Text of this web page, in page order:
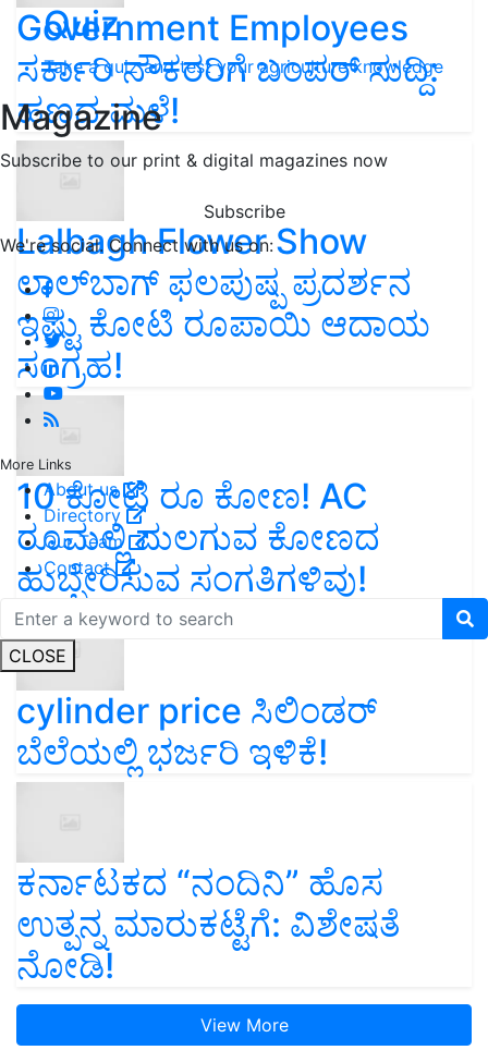
Quiz
Take a quiz and test your agriculture knowledge
Magazine
Subscribe to our print & digital magazines now
Subscribe
We're social. Connect with us on:
More Links
About us
Directory
Our Team
Contact
CLOSE
Government Employees
ಸರ್ಕಾರಿ ನೌಕರರಿಗೆ ಬಂಪರ್‌ ಸುದ್ದಿ:
ಹಣದ ಮಳೆ!
Lalbagh Flower Show
ಲಾಲ್‌ಬಾಗ್ ಫಲಪುಷ್ಪ ಪ್ರದರ್ಶನ
ಇಷ್ಟು ಕೋಟಿ ರೂಪಾಯಿ ಆದಾಯ
ಸಂಗ್ರಹ!
10 ಕೋಟಿ ರೂ ಕೋಣ! AC
ರೂಮಲ್ಲಿ ಮಲಗುವ ಕೋಣದ
ಹುಬ್ಬೇರಿಸುವ ಸಂಗತಿಗಳಿವು!
cylinder price ಸಿಲಿಂಡರ್‌
ಬೆಲೆಯಲ್ಲಿ ಭರ್ಜರಿ ಇಳಿಕೆ!
ಕರ್ನಾಟಕದ “ನಂದಿನಿ” ಹೊಸ
ಉತ್ಪನ್ನ ಮಾರುಕಟ್ಟೆಗೆ: ವಿಶೇಷತೆ
ನೋಡಿ!
View More